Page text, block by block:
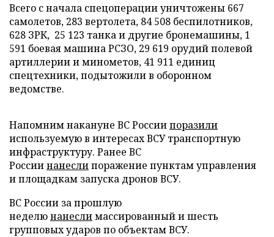
Всего с начала спецоперации уничтожены 667
самолетов, 283 вертолета, 84 508 беспилотников,
628 ЗРК, 25 123 танка и другие бронемашины, 1
591 боевая машина РСЗО, 29 619 орудий полевой
артиллерии и минометов, 41 911 единиц
спецтехники, подытожили в оборонном
ведомстве.
Напомним накануне ВС Россиипоразили
используемую в интересах ВСУ транспортную
инфраструктуру. Ранее ВС
Россиинанеслипоражение пунктам управления
и площадкам запуска дронов ВСУ.
ВС России за прошлую
неделюнанеслимассированный и шесть
групповых ударов по объектам ВСУ.